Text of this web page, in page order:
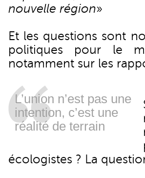
nouvelle région»
Et les questions sont
politiques pour le
notamment sur les
L’union n’est pas une
intention, c’est une
réalité de terrain
écologistes ? La